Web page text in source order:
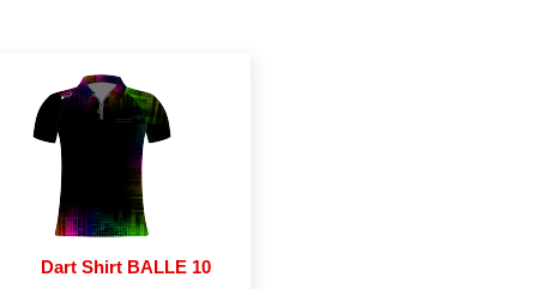
Dart Shirt BALLE 10